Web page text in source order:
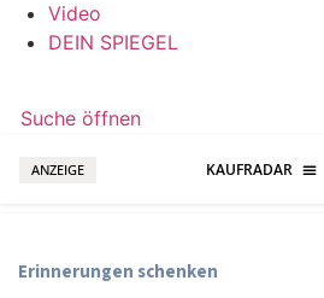
Video
DEIN SPIEGEL
Suche öffnen
ANZEIGE
Erinnerungen schenken